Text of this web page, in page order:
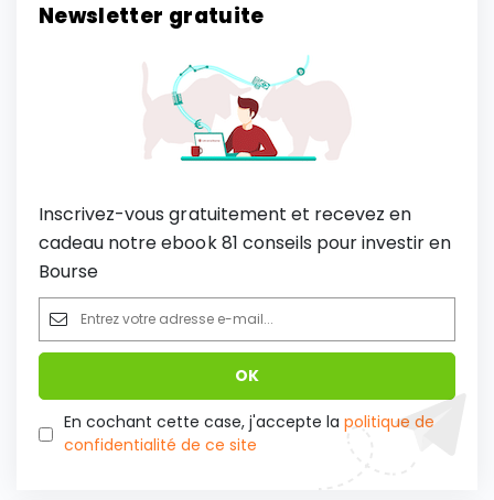
Newsletter gratuite
Inscrivez-vous gratuitement et recevez en
cadeau notre ebook 81 conseils pour investir en
Bourse
En cochant cette case, j'accepte la politique de
confidentialité de ce site